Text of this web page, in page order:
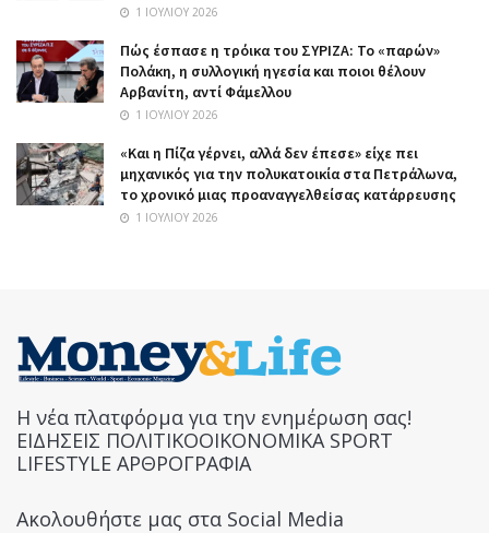
1 ΙΟΥΛΊΟΥ 2026
Πώς έσπασε η τρόικα του ΣΥΡΙΖΑ: Το «παρών»
Πολάκη, η συλλογική ηγεσία και ποιοι θέλουν
Αρβανίτη, αντί Φάμελλου
1 ΙΟΥΛΊΟΥ 2026
«Και η Πίζα γέρνει, αλλά δεν έπεσε» είχε πει
μηχανικός για την πολυκατοικία στα Πετράλωνα,
το χρονικό μιας προαναγγελθείσας κατάρρευσης
1 ΙΟΥΛΊΟΥ 2026
Η νέα πλατφόρμα για την ενημέρωση σας!
ΕΙΔΗΣΕΙΣ ΠΟΛΙΤΙΚΟΟΙΚΟΝΟΜΙΚΑ SPORT
LIFESTYLE ΑΡΘΡΟΓΡΑΦΙΑ
Ακολουθήστε μας στα Social Media